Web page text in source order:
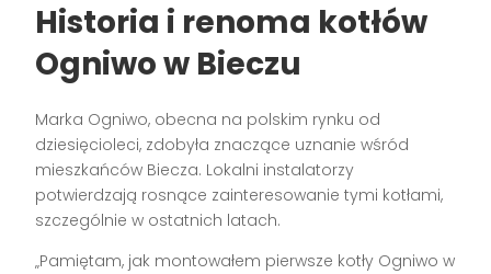
Historia i renoma kotłów
Ogniwo w Bieczu
Marka Ogniwo, obecna na polskim rynku od
dziesięcioleci, zdobyła znaczące uznanie wśród
mieszkańców Biecza. Lokalni instalatorzy
potwierdzają rosnące zainteresowanie tymi kotłami,
szczególnie w ostatnich latach.
„Pamiętam, jak montowałem pierwsze kotły Ogniwo w